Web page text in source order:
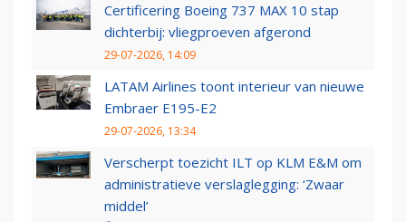
Certificering Boeing 737 MAX 10 stap
dichterbij: vliegproeven afgerond
29-07-2026, 14:09
LATAM Airlines toont interieur van nieuwe
Embraer E195-E2
29-07-2026, 13:34
Verscherpt toezicht ILT op KLM E&M om
administratieve verslaglegging: ‘Zwaar
middel’